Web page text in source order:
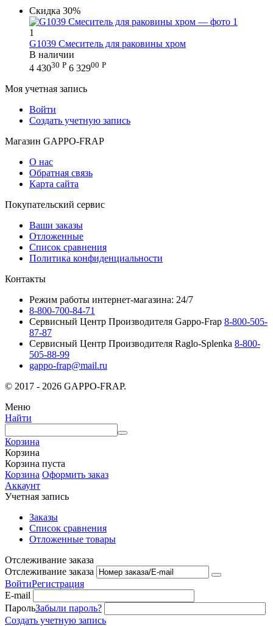
Скидка 30%
1
G1039 Смеситель для раковины хром
В наличии
4 43030 Р 6 32900 Р
Моя учетная запись
Войти
Создать учетную запись
Магазин GAPPO-FRAP
О нас
Обратная связь
Карта сайта
Покупательский сервис
Ваши заказы
Отложенные
Список сравнения
Политика конфиденциальности
Контакты
Режим работы интернет-магазина: 24/7
8-800-700-84-71
Сервисный Центр Производителя Gappo-Frap 8-800-505-
87-87
Сервисный Центр Производителя Raglo-Splenka 8-800-
505-88-99
gappo-frap@mail.ru
© 2017 - 2026 GAPPO-FRAP.
Меню
Найти
Корзина
Корзина
Корзина пуста
Корзина Оформить заказ
Аккаунт
Учетная запись
Заказы
Список сравнения
Отложенные товары
Отслеживание заказа
Отслеживание заказа
ВойтиРегистрация
E-mail
ПарольЗабыли пароль?
Создать учетную запись